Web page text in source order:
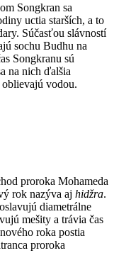
Songkran sa
uctia starších, a to
Súčasťou slávností
sochu Budhu na
Songkranu sú
na nich ďalšia
vodou.
proroka Mohameda
rok nazýva aj hidžra.
diametrálne
mešity a trávia čas
roka postia
proroka